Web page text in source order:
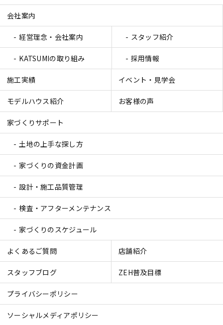
会社案内
経営理念・会社案内 スタッフ紹介
KATSUMIの取り組み 採用情報
施工実績 イベント・見学会
モデルハウス紹介 お客様の声
家づくりサポート
土地の上手な探し方
家づくりの資金計画
設計・施工品質管理
検査・アフターメンテナンス
家づくりのスケジュール
よくあるご質問 店舗紹介
スタッフブログ ZEH普及目標
プライバシーポリシー
ソーシャルメディアポリシー